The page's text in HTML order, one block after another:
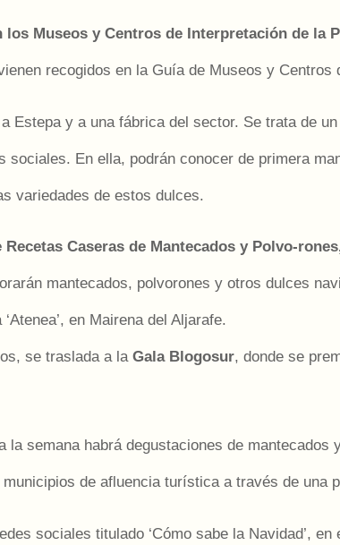
los Museos y Centros de Interpretación de la
recogidos en la Guía de Museos y Centros
Estepa y a una fábrica del sector. Se trata de
En ella, podrán conocer de primera
variedades de estos dulces.
Caseras de Mantecados y Polvo-
mantecados, polvorones y otros dulces
en Mairena del Aljarafe.
se traslada a la Gala Blogosur, donde se
semana habrá degustaciones de
de afluencia turística a través de una
sociales titulado ‘Cómo sabe la Navidad’,